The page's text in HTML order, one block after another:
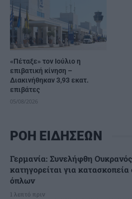
«Πέταξε» τον Ιούλιο η
επιβατική κίνηση –
Διακινήθηκαν 3,93 εκατ.
επιβάτες
05/08/2026
ΡΟΗ ΕΙΔΗΣΕΩΝ
Γερμανία: Συνελήφθη
κατηγορείται για κατασκοπεία
όπλων
1 λεπτό πριν